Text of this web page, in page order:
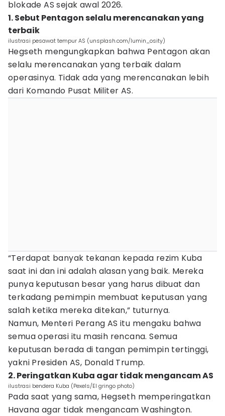
blokade AS sejak awal 2026.
1. Sebut Pentagon selalu merencanakan yang
terbaik
ilustrasi pesawat tempur AS (unsplash.com/lumin_osity)
Hegseth mengungkapkan bahwa Pentagon akan
selalu merencanakan yang terbaik dalam
operasinya. Tidak ada yang merencanakan lebih
dari Komando Pusat Militer AS.
“Terdapat banyak tekanan kepada rezim Kuba
saat ini dan ini adalah alasan yang baik. Mereka
punya keputusan besar yang harus dibuat dan
terkadang pemimpin membuat keputusan yang
salah ketika mereka ditekan,” tuturnya.
Namun, Menteri Perang AS itu mengaku bahwa
semua operasi itu masih rencana. Semua
keputusan berada di tangan pemimpin tertinggi,
yakni Presiden AS, Donald Trump.
2. Peringatkan Kuba agar tidak mengancam AS
ilustrasi bendera Kuba (Pexels/El gringo photo)
Pada saat yang sama, Hegseth memperingatkan
Havana agar tidak mengancam Washington.